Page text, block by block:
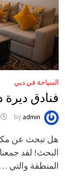
السياحة في دبي
فنادق ديرة دبي
byadmin
هل تبحث عن
البحث! لقد
المنطقة والتي …